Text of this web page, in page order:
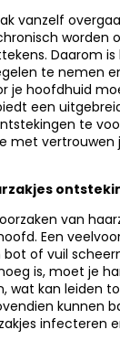
vanzelf
worden
Daarom
te nemen
je hoofdhuid
een
te
met vertrouwen
van
Een
of vuil
is, moet je
wat kan leiden
kunnen
infecteren